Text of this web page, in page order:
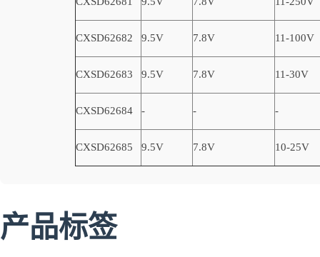
CXSD62682 9.5V 7.8V 11-100V
CXSD62683 9.5V 7.8V 11-30V
CXSD62684 - - -
CXSD62685 9.5V 7.8V 10-25V
产品标签